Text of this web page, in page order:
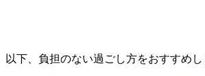
以下、負担のない過ごし方をおすすめし